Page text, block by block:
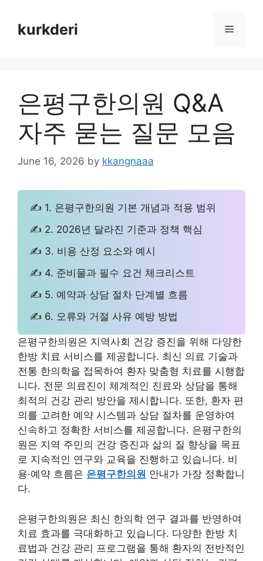
contentkurkderi Menu
은평구한의원 Q&A
자주 묻는 질문 모음
June 16, 2026 by kkangnaaa
✍ 1. 은평구한의원 기본 개념과 적용 범위
✍ 2. 2026년 달라진 기준과 정책 핵심
✍ 3. 비용 산정 요소와 예시
✍ 4. 준비물과 필수 요건 체크리스트
✍ 5. 예약과 상담 절차 단계별 흐름
✍ 6. 오류와 거절 사유 예방 방법
은평구한의원은 지역사회 건강 증진을 위해 다양한
한방 치료 서비스를 제공합니다. 최신 의료 기술과
전통 한의학을 접목하여 환자 맞춤형 치료를 시행합
니다. 전문 의료진이 체계적인 진료와 상담을 통해
최적의 건강 관리 방안을 제시합니다. 또한, 환자 편
의를 고려한 예약 시스템과 상담 절차를 운영하여
신속하고 정확한 서비스를 제공합니다. 은평구한의
원은 지역 주민의 건강 증진과 삶의 질 향상을 목표
로 지속적인 연구와 교육을 진행하고 있습니다. 비
용·예약 흐름은 은평구한의원 안내가 가장 정확합니
다.
은평구한의원은 최신 한의학 연구 결과를 반영하여
치료 효과를 극대화하고 있습니다. 다양한 한방 치
료법과 건강 관리 프로그램을 통해 환자의 전반적인